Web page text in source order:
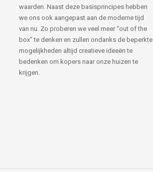
waarden. Naast deze basisprincipes hebben
we ons ook aangepast aan de moderne tijd
van nu. Zo proberen we veel meer “out of the
box” te denken en zullen ondanks de beperkte
mogelijkheden altijd creatieve ideeën te
bedenken om kopers naar onze huizen te
krijgen.